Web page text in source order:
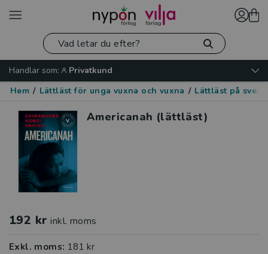
Handlar som:
Privatkund
Hem / Lättläst för unga vuxna och vuxna / Lättläst på
Americanah (lättläst)
192 kr inkl. moms
Exkl. moms: 181 kr